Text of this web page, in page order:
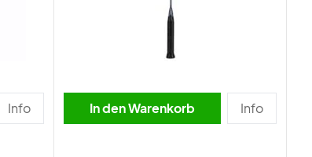
Info In den Warenkorb Info